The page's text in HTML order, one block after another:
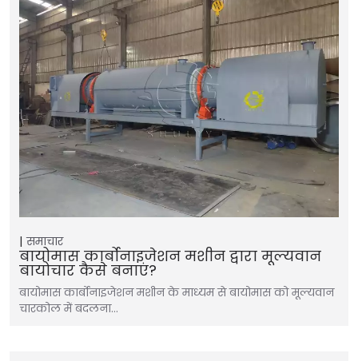
समाचार
बायोमास कार्बोनाइजेशन मशीन द्वारा मूल्यवान
बायोचार कैसे बनाएं?
बायोमास कार्बोनाइजेशन मशीन के माध्यम से बायोमास को मूल्यवान
चारकोल में बदलना…